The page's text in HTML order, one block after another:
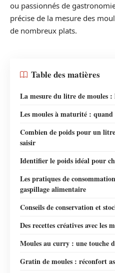
ou passionnés de
précise de la mesure des
de nombreux plats.
Table des matières
La mesure du litre de moules
Les moules à maturité : quand
Combien de poids pour un
saisir
Identifier le poids idéal pour
Les pratiques de
gaspillage alimentaire
Conseils de conservation et
Des recettes créatives avec les
Moules au curry : une touche
Gratin de moules : réconfort